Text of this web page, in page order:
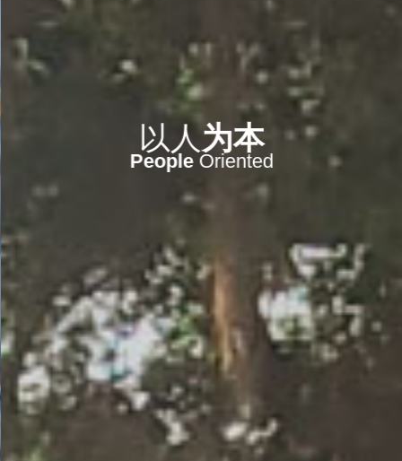
信守今天实现未来
WeDeliverWhat We Promise